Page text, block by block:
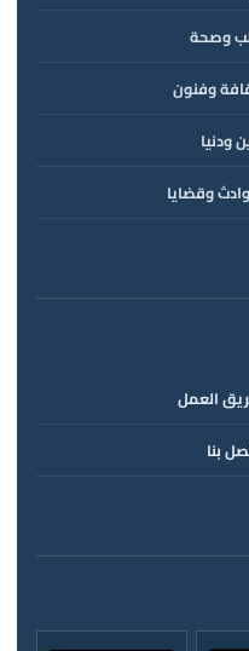
وصحة
وفنون
ودنيا
وقضايا
العمل
بنا